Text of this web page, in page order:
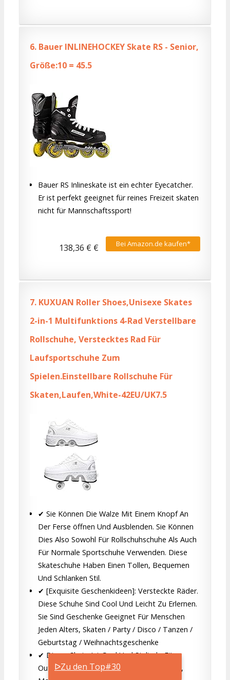
ᐅZu den Top#30
6. Bauer INLINEHOCKEY Skate RS - Senior,
Größe:10 = 45.5
Bauer RS Inlineskate ist ein echter Eyecatcher.
Er ist perfekt geeignet für reines Freizeit skaten
nicht für Mannschaftssport!
Bei Amazon.de kaufen*
138,36 € €
7. KUXUAN Roller Shoes,Unisexe Skates
2-in-1 Multifunktions 4-Rad Verstellbare
Rollschuhe, Verstecktes Rad Für
Laufsportschuhe Zum
Spielen.Einstellbare Rollschuhe Für
Skaten,Laufen,White-42EU/UK7.5
✔ Sie Können Die Walze Mit Einem Knopf An
Der Ferse öffnen Und Ausblenden. Sie Können
Dies Also Sowohl Für Rollschuhschuhe Als Auch
Für Normale Sportschuhe Verwenden. Diese
Skateschuhe Haben Einen Tollen, Bequemen
Und Schlanken Stil.
✔ [Exquisite Geschenkideen]: Versteckte Räder.
Diese Schuhe Sind Cool Und Leicht Zu Erlernen.
Sie Sind Geschenke Geeignet Für Menschen
Jeden Alters, Skaten / Party / Disco / Tanzen /
Geburtstag / Weihnachtsgeschenke
✔ Dieser Skate Ist Cool Und Stylisch, Für
Outdoor-Sportarten Geeignet, Mit Fitness,